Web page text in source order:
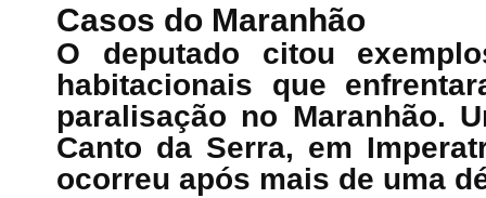
Casos do Maranhão
O deputado citou
habitacionais que
paralisação no Maranhão.
Canto da Serra, em
ocorreu após mais de uma